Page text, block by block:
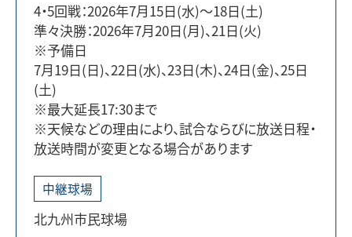
4・5回戦：2026年7月15日(水)～18日(土)
準々決勝：2026年7月20日(月)、21日(火)
※予備日
7月19日(日)、22日(水)、23日(木)、24日(金)、25日
(土)
※最大延長17:30まで
※天候などの理由により、試合ならびに放送日程・
放送時間が変更となる場合があります
中継球場
北九州市民球場